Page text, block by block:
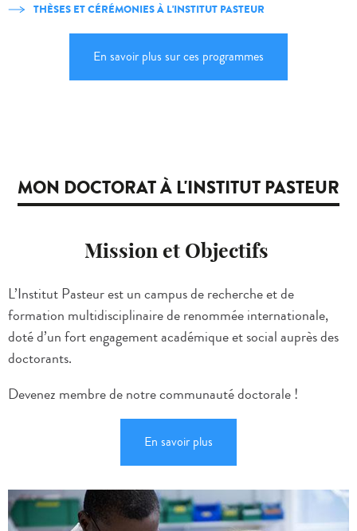
THÈSES ET CÉRÉMONIES À L'INSTITUT PASTEUR
En savoir plus sur ces programmes
MON DOCTORAT À L'INSTITUT PASTEUR
Mission et Objectifs
L’Institut Pasteur est un campus de recherche et de
formation multidisciplinaire de renommée internationale,
doté d’un fort engagement académique et social auprès des
doctorants.
Devenez membre de notre communauté doctorale !
En savoir plus